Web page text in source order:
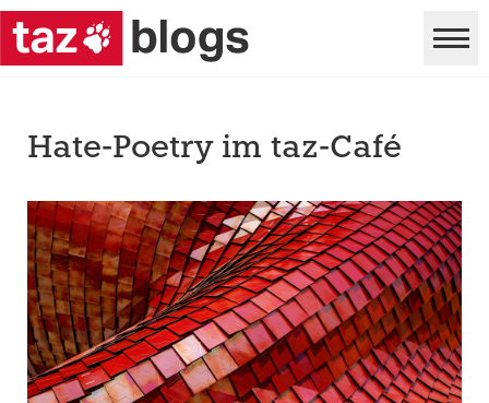
Hate-Poetry im taz-Café